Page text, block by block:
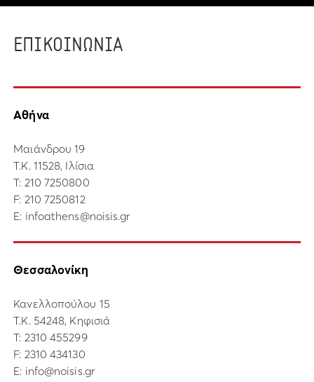
ΕΠΙΚΟΙΝΩΝΙΑ
Αθήνα
Μαιάνδρου 19
Τ.Κ. 11528, Ιλίσια
Τ: 210 7250800
F: 210 7250812
E: infoathens@noisis.gr
Θεσσαλονίκη
Κανελλοπούλου 15
Τ.Κ. 54248, Κηφισιά
Τ: 2310 455299
F: 2310 434130
E: info@noisis.gr